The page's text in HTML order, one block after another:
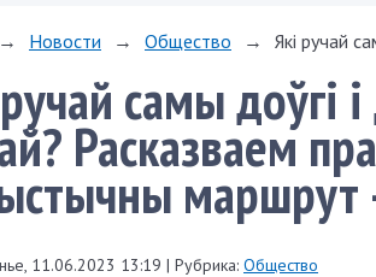
→ Новости → Общество → Які ручай
самы доўгі
Расказваем
маршрут
11.06.2023 13:19 | Рубрика: Общество